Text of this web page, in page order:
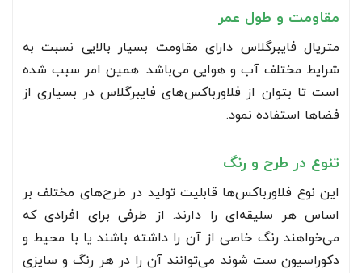
مقاومت و طول عمر
متریال فایبرگلاس دارای مقاومت بسیار بالایی نسبت به
شرایط مختلف آب و هوایی می‌باشد. همین امر سبب شده
است تا بتوان از فلاورباکس‌های فایبرگلاس در بسیاری از
فضاها استفاده نمود.
تنوع در طرح و رنگ
این نوع فلاورباکس‌ها قابلیت تولید در طرح‌های مختلف بر
اساس هر سلیقه‌ای را دارند. از طرفی برای افرادی که
می‌خواهند رنگ خاصی از آن را داشته باشند یا با محیط و
دکوراسیون ست شوند می‌توانند آن را در هر رنگ و سایزی